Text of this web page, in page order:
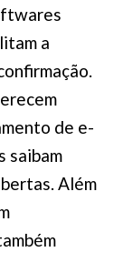
a
de e-
saibam
Além